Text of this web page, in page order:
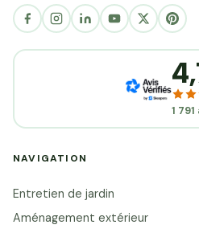
1
NAVIGATION
Entretien de jardin
Aménagement extérieur